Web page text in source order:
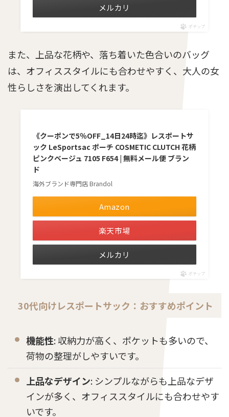
メルカリ
ポチップ
また、上品な花柄や、落ち着いた色合いのバッグ
は、オフィススタイルにも合わせやすく、大人の女
性らしさを演出してくれます。
《クーポンで5％OFF_14日24時迄》レスポートサ
ック LeSportsac ポーチ COSMETIC CLUTCH 花柄
ピンクベージュ 7105 F654 | 無料メール便 ブラン
ド
海外ブランド専門店 Brandol
Amazon
楽天市場
メルカリ
ポチップ
30代向けレスポートサック：おすすめポイント
機能性: 収納力が高く、ポケットも多いので、
荷物の整理がしやすいです。
上品なデザイン: シンプルながらも上品なデザ
インが多く、オフィススタイルにも合わせやす
いです。